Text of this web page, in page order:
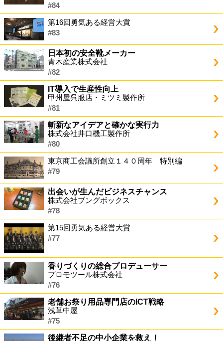
#84
第16回勇気ある経営大賞
#83
日本初の安全靴メーカー
青木産業株式会社
#82
IT導入で生産性向上
甲州屋呉服店・ミツミ製作所
#81
斬新なアイデアと確かな実行力
株式会社井口機工製作所
#80
東京商工会議所創立１４０周年 特別編
#79
出会いが生んだビジネスチャンス
株式会社ブングボックス
#78
第15回勇気ある経営大賞
#77
香りづくりの総合プロデューサー
プロモツール株式会社
#76
老舗お祭り用品専門店のICT戦略
浅草中屋
#75
後継者不足の中小企業を救え！